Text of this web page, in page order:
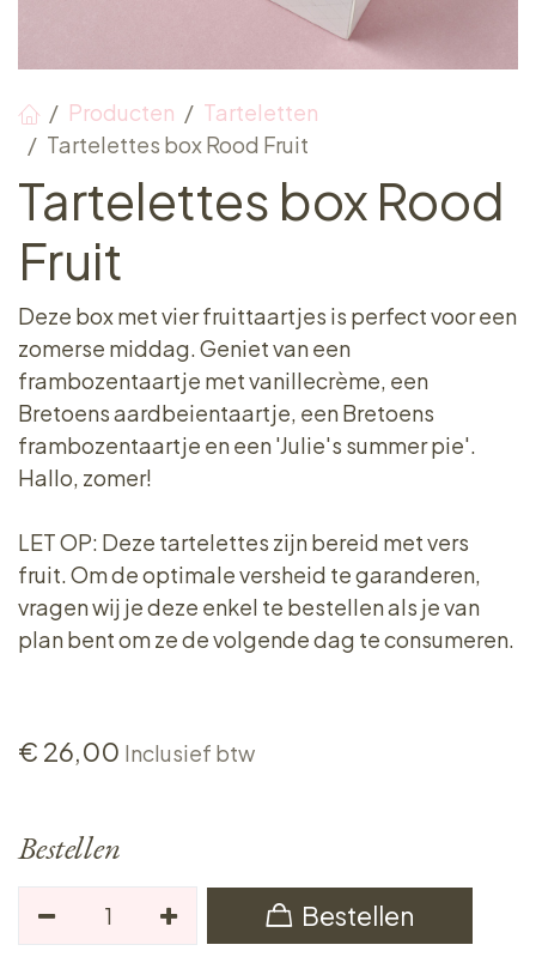
Producten
Tarteletten
Tartelettes box Rood Fruit
Tartelettes box Rood
Fruit
Deze box met vier fruittaartjes is perfect voor een
zomerse middag. Geniet van een
frambozentaartje met vanillecrème, een
Bretoens aardbeientaartje, een Bretoens
frambozentaartje en een 'Julie's summer pie'.
Hallo, zomer!
LET OP: Deze tartelettes zijn bereid met vers
fruit. Om de optimale versheid te garanderen,
vragen wij je deze enkel te bestellen als je van
plan bent om ze de volgende dag te consumeren.
€ 26,00 Inclusief btw
Bestellen
Bestellen